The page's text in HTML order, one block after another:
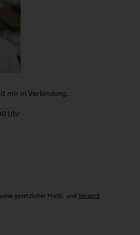
mir in Verbindung.
Uhr
gesetzlicher MwSt. und Versand